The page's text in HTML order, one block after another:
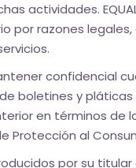
actividades.
por razones
boletines y
en términos de
Protección al
por su